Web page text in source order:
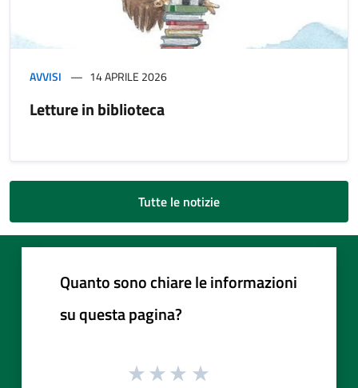
AVVISI 14 APRILE 2026
Letture in biblioteca
Tutte le notizie
Quanto sono chiare le informazioni
su questa pagina?